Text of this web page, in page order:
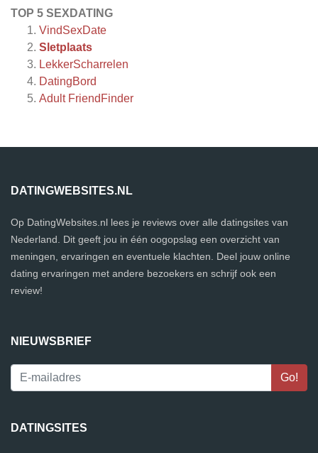
TOP 5 SEXDATING
VindSexDate
Sletplaats
LekkerScharrelen
DatingBord
Adult FriendFinder
DATINGWEBSITES.NL
Op DatingWebsites.nl lees je reviews over alle datingsites van
Nederland. Dit geeft jou in één oogopslag een overzicht van
meningen, ervaringen en eventuele klachten. Deel jouw online
dating ervaringen met andere bezoekers en schrijf ook een
review!
NIEUWSBRIEF
DATINGSITES